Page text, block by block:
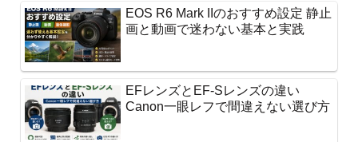
EOS R6 Mark IIのおすすめ設定 静止
画と動画で迷わない基本と実践
EFレンズとEF-Sレンズの違い
Canon一眼レフで間違えない選び方